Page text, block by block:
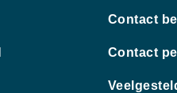
Contact
Contact